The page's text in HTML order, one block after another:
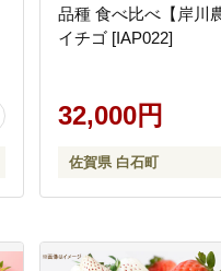
品種 食べ比べ【岸川
イチゴ [IAP022]
32,000円
佐賀県 白石町